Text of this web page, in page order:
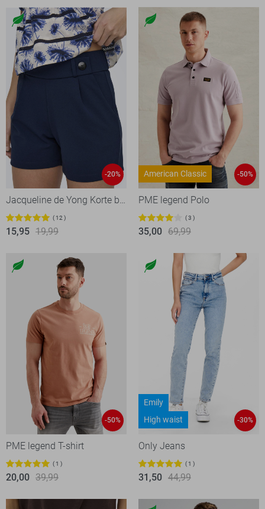
-20%
Jacqueline de Yong Korte broek
12
15,95 19,99
American Classic -50%
PME legend Polo
3
35,00 69,99
-50%
PME legend T-shirt
1
20,00 39,99
Emily
High waist
-30%
Only Jeans
1
31,50 44,99